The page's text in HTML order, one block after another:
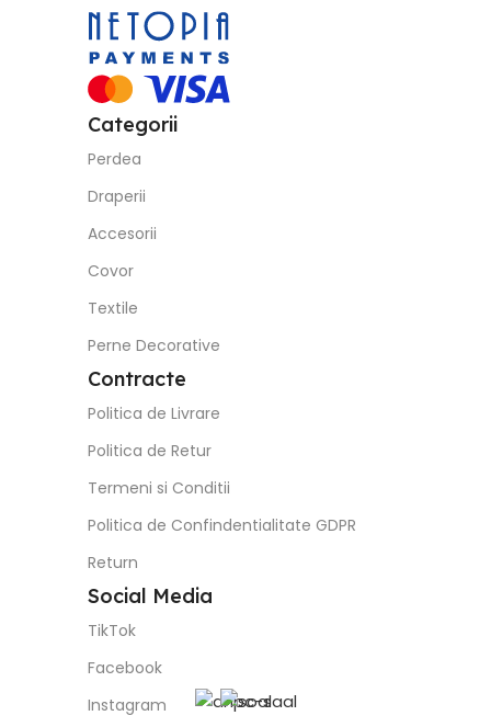
Categorii
Perdea
Draperii
Accesorii
Covor
Textile
Perne Decorative
Contracte
Politica de Livrare
Politica de Retur
Termeni si Conditii
Politica de Confindentialitate GDPR
Return
Social Media
TikTok
Facebook
Instagram